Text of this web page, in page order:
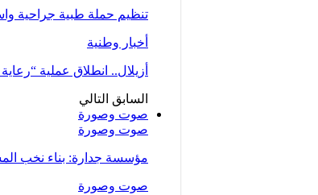
تنظيم حملة طبية جراحية واسعة بالسمارة من 5 الى 7
أخبار وطنية
أزيلال.. انطلاق عملية “رعاية 2025-2026” لتعزيز الخدمات الصحية لفائدة…
السابق التالي
صوت وصورة
صوت وصورة
مؤسسة جدارة: بناء نخب
صوت وصورة